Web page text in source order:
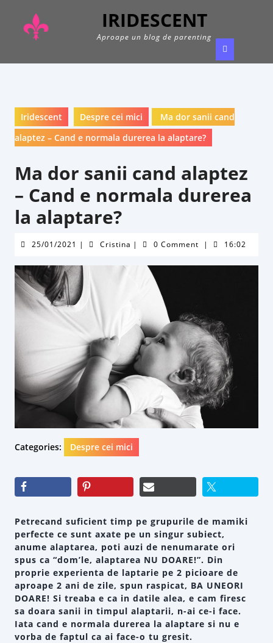
content
IRIDESCENT
Aproape un blog de parenting
Iridescent Despre cei mici
Ma dor sanii cand
alaptez – Cand e normala durerea la alaptare?
Ma dor sanii cand alaptez
– Cand e normala durerea
la alaptare?
25/01/2021 25/01/2021
| Cristina Cristina
| 0 Comment | 16:02
Categories: Despre cei mici
Petrecand suficient timp pe grupurile de mamiki
perfecte ce sunt axate pe un singur subiect,
anume alaptarea, poti auzi de nenumarate ori
spus ca “dom’le, alaptarea NU DOARE!”. Din
proprie experienta de laptarie pe 2 picioare de
aproape 2 ani de zile, spun raspicat, BA UNEORI
DOARE! Si treaba e ca in datile alea, e cam firesc
sa doara sanii in timpul alaptarii, n-ai ce-i face.
Iata cand e normala durerea la alaptare si nu e
vorba de faptul ca ai face-o tu gresit.